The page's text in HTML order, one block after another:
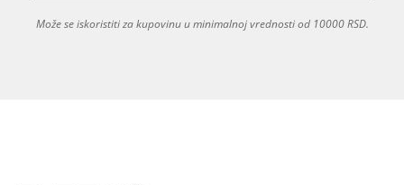
Može se iskoristiti za kupovinu u minimalnoj vrednosti od 10000 RSD.